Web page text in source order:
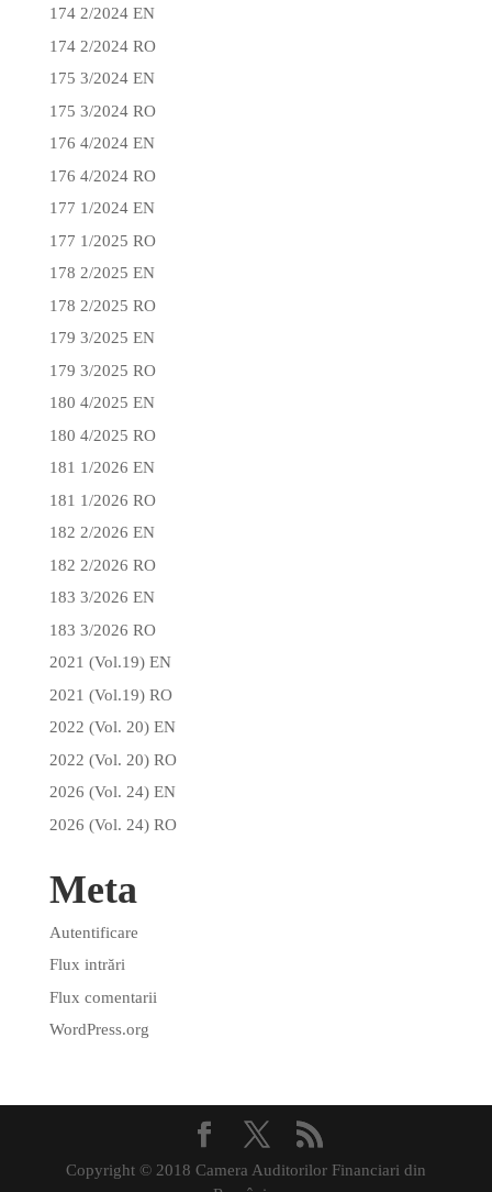
174 2/2024 EN
174 2/2024 RO
175 3/2024 EN
175 3/2024 RO
176 4/2024 EN
176 4/2024 RO
177 1/2024 EN
177 1/2025 RO
178 2/2025 EN
178 2/2025 RO
179 3/2025 EN
179 3/2025 RO
180 4/2025 EN
180 4/2025 RO
181 1/2026 EN
181 1/2026 RO
182 2/2026 EN
182 2/2026 RO
183 3/2026 EN
183 3/2026 RO
2021 (Vol.19) EN
2021 (Vol.19) RO
2022 (Vol. 20) EN
2022 (Vol. 20) RO
2026 (Vol. 24) EN
2026 (Vol. 24) RO
Meta
Autentificare
Flux intrări
Flux comentarii
WordPress.org
Copyright © 2018 Camera Auditorilor Financiari din